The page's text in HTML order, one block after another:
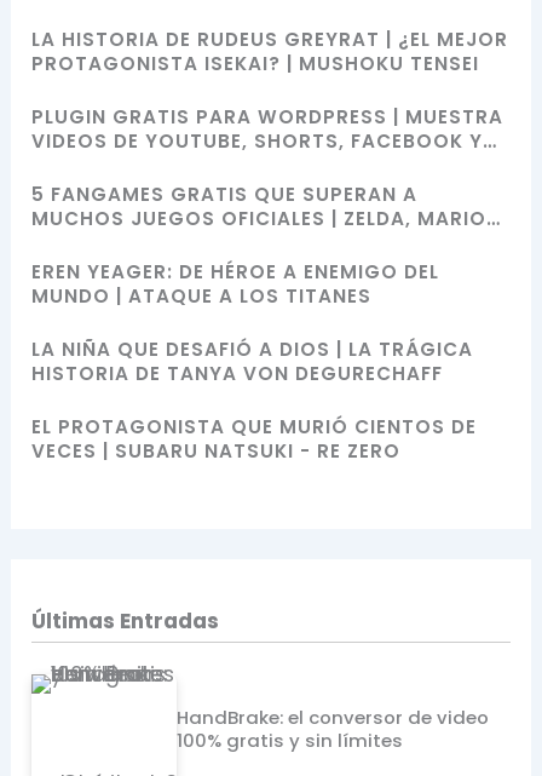
LA HISTORIA DE RUDEUS GREYRAT | ¿EL MEJOR
PROTAGONISTA ISEKAI? | MUSHOKU TENSEI
PLUGIN GRATIS PARA WORDPRESS | MUESTRA
VIDEOS DE YOUTUBE, SHORTS, FACEBOOK Y
5 FANGAMES GRATIS QUE SUPERAN A
MUCHOS JUEGOS OFICIALES | ZELDA, MARIO
EREN YEAGER: DE HÉROE A ENEMIGO DEL
MUNDO | ATAQUE A LOS TITANES
LA NIÑA QUE DESAFIÓ A DIOS | LA TRÁGICA
HISTORIA DE TANYA VON DEGURECHAFF
EL PROTAGONISTA QUE MURIÓ CIENTOS DE
VECES | SUBARU NATSUKI - RE ZERO
Últimas Entradas
HandBrake: el conversor de video
100% gratis y sin límites